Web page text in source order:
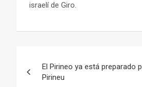
israelí de Giro.
de
El Pirineo ya está preparado
Pirineu